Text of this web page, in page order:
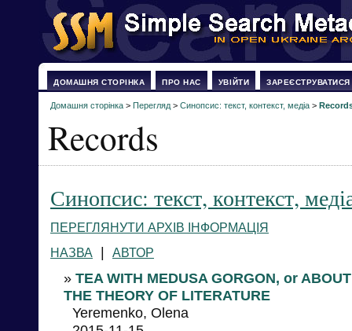
ДОМАШНЯ СТОРІНКА ПРО НАС УВІЙТИ ЗАРЕЄСТРУВАТИСЯ
Домашня сторінка > Перегляд > Синопсис: текст, контекст, медіа >
Records
Синопсис: текст, контекст,
ПЕРЕГЛЯНУТИ АРХІВ ІНФОРМАЦІЯ
НАЗВА
| АВТОР
» TEA WITH MEDUSA GORGON, or
THE THEORY OF LITERATURE
Yeremenko, Olena